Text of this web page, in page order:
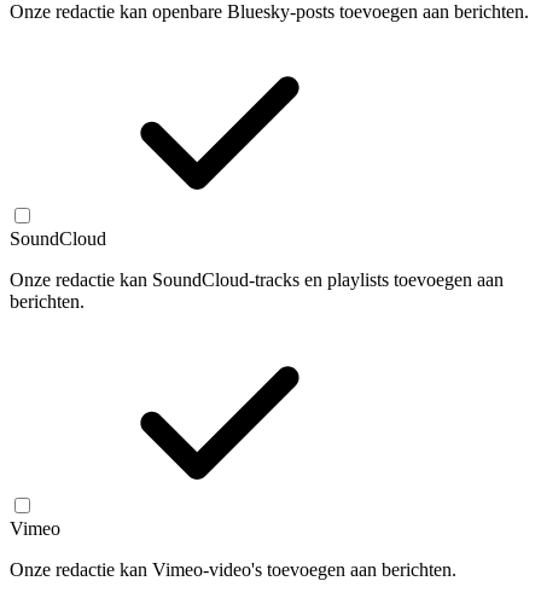
Onze redactie kan openbare Bluesky-posts toevoegen aan berichten.
SoundCloud
Onze redactie kan SoundCloud-tracks en playlists toevoegen aan
berichten.
Vimeo
Onze redactie kan Vimeo-video's toevoegen aan berichten.